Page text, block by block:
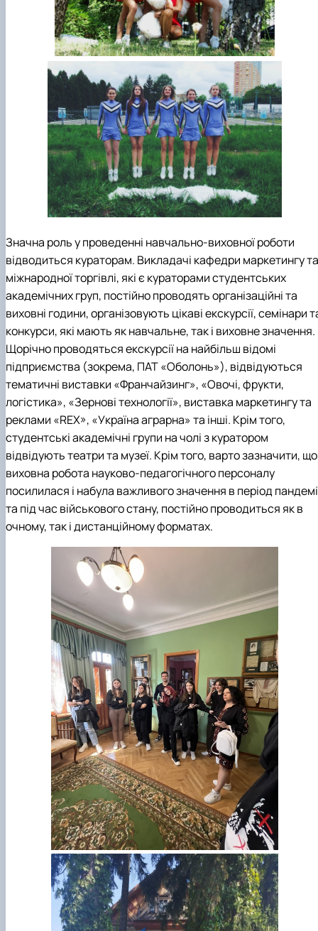
Значна роль у проведенні навчально-виховної роботи
відводиться кураторам. Викладачі кафедри маркетингу та
міжнародної торгівлі, які є кураторами студентських
академічних груп, постійно проводять організаційні та
виховні години, організовують цікаві екскурсії, семінари
конкурси, які мають як навчальне, так і виховне значення.
Щорічно проводяться екскурсії на найбільш відомі
підприємства (зокрема, ПАТ «Оболонь»), відвідуються
тематичні виставки «Франчайзинг», «Овочі, фрукти,
логістика», «Зернові технології», виставка маркетингу та
реклами «REX», «Україна аграрна» та інші. Крім того,
студентські академічні групи на чолі з куратором
відвідують театри та музеї. Крім того, варто зазначити, що
виховна робота науково-педагогічного персоналу
посилилася і набула важливого значення в період
та під час військового стану, постійно проводиться як в
очному, так і дистанційному форматах.